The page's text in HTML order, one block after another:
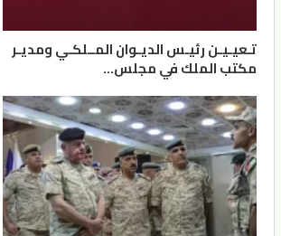
تـعيـيـن رئيـس الديـوان المــلكـي ومديـر
مكتب الملك في مجلس…